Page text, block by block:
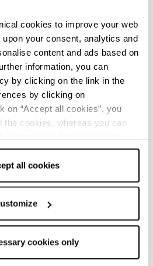
cookies to improve your web
your consent, analytics and
content and ads based on
information, you can
by clicking on the link in the
by clicking on
on “Accept all cookies”, you
the cookies, whereas you can
technical cookies for the
website will be used.
all cookies
cookies only
susini, albicocchi – e si
tipici della Romagna –
albana – e soprattutto un
di oliva: si può anche
Turchi, nella frazione di
strade e sentieri immersi
per camminate
in bicicletta
bike. Alcune strutture
servizi anche la piscina.